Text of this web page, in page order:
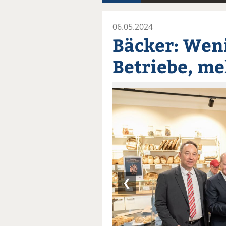
06.05.2024
Bäcker:
Betriebe,
❮